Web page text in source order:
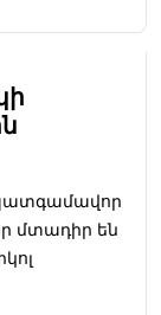
մտադիր են